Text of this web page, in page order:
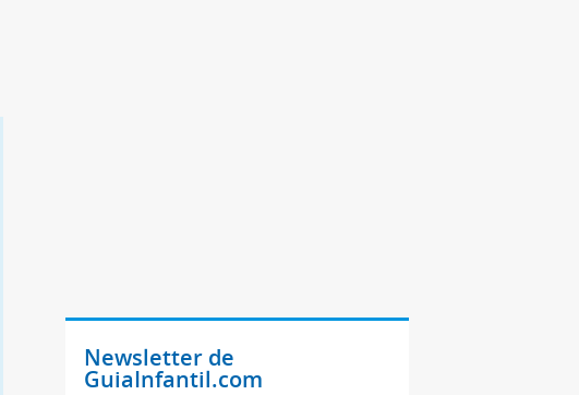
Newsletter de
GuiaInfantil.com